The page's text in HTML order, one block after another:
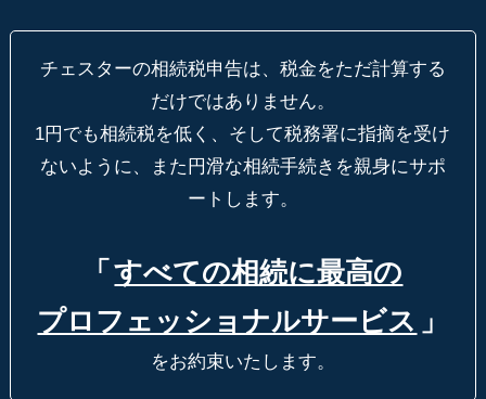
チェスターの相続税申告は、税金をただ計算する
だけではありません。
1円でも相続税を低く、そして税務署に指摘を受け
ないように、
また円滑な相続手続きを親身にサポ
ートします。
「 すべての相続に最高の
プロフェッショナルサービス 」
をお約束いたします。